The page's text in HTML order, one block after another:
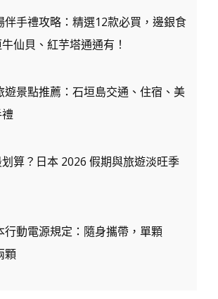
伴手禮攻略：精選12款必買，邊銀食
仙貝、紅芋塔通通有！
遊景點推薦：石垣島交通、住宿、美
算？日本 2026 假期與旅遊淡旺季
行動電源規定：隨身攜帶，單顆
顆